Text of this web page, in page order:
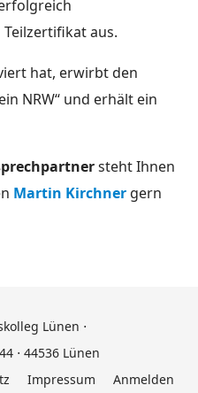
aus.
hat, erwirbt den
NRW“ und erhält ein
steht Ihnen
Martin Kirchner gern
Lünen ⋅
⋅ 44536 Lünen
Impressum Anmelden